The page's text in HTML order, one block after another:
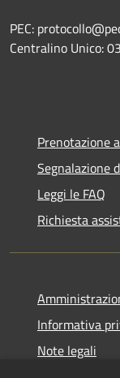
PEC:
Centralino Unico:
Prenotazione
Segnalazione
Leggi le FAQ
Richiesta
Informativa
Note legali